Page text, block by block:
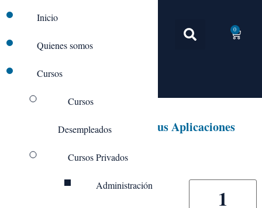
0
IFCM008PO Google ADS y sus Aplicaciones
Publicitarias
Inicio
Quienes somos
Cursos
Cursos
Desempleados
Cursos Privados
Administración